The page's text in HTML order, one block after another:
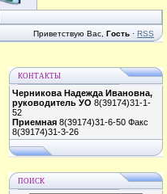
Приветствую Вас Гость · RSS
КОНТАКТЫ
Черникова Надежда Ивановна,
руководитель УО 8(39174)31-1-
52
Приемная 8(39174)31-6-50 Факс
8(39174)31-3-26
ПОИСК